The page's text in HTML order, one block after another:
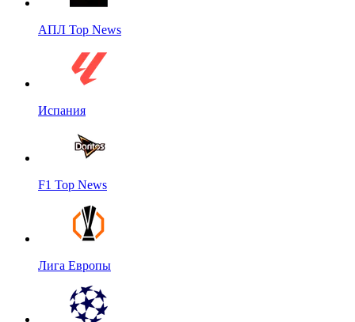
АПЛ Top News
Испания
F1 Top News
Лига Европы